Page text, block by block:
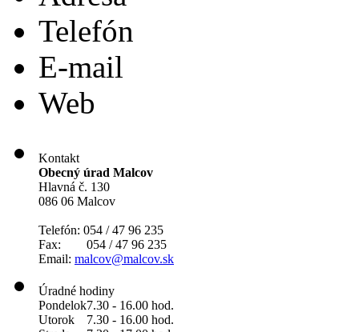
Telefón
E-mail
Web
Kontakt
Obecný úrad Malcov
Hlavná č. 130
086 06 Malcov
Telefón: 054 / 47 96 235
Fax: 054 / 47 96 235
Email: malcov@malcov.sk
Úradné hodiny
Pondelok7.30 - 16.00 hod.
Utorok
7.30 - 16.00 hod.